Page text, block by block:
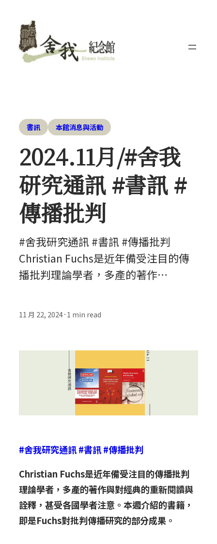
書訊 本館消息與活動
2024.11月/#舍我
研究通訊 #書訊 #
傳播批判
#舍我研究通訊 #書訊 #傳播批判
Christian Fuchs是近年備受注目的傳
播批判理論學者，多產的著作…
11 月 22, 2024 • 1 min read
#舍我研究通訊#書訊#傳播批判
Christian Fuchs是近年備受注目的傳播批判
理論學者，多產的著作與對經典的重新閱讀與
詮釋，甚受各國學者注意。本週介紹的書籍，
即是Fuchs對批判傳播研究的部分成果。